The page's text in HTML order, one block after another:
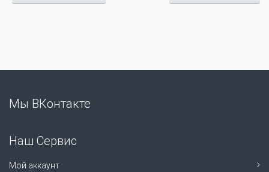
Мы ВКонтакте
Наш Сервис
Мой аккаунт